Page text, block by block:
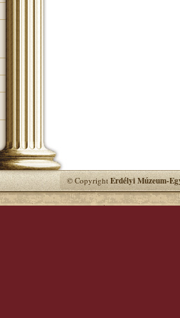
© CopyrightErdélyi Múzeum-